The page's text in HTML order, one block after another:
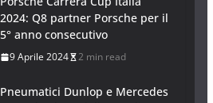
2024: Q8 partner Porsche per il
5° anno consecutivo
9 Aprile 2024 2 min read
Pneumatici Dunlop e Mercedes